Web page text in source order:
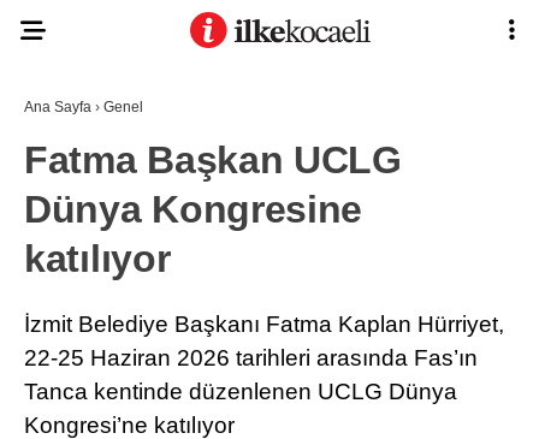
Ana Sayfa › Genel
Fatma Başkan UCLG
Dünya Kongresine
katılıyor
İzmit Belediye Başkanı Fatma Kaplan Hürriyet,
22-25 Haziran 2026 tarihleri arasında Fas’ın
Tanca kentinde düzenlenen UCLG Dünya
Kongresi’ne katılıyor